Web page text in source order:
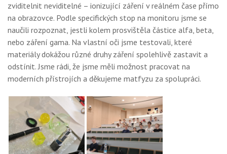
zviditelnit neviditelné – ionizující záření v reálném čase přímo
na obrazovce. Podle specifických stop na monitoru jsme se
naučili rozpoznat, jestli kolem prosvištěla částice alfa, beta,
nebo záření gama. Na vlastní oči jsme testovali, které
materiály dokážou různé druhy záření spolehlivě zastavit a
odstínit. Jsme rádi, že jsme měli možnost pracovat na
moderních přístrojích a děkujeme matfyzu za spolupráci.